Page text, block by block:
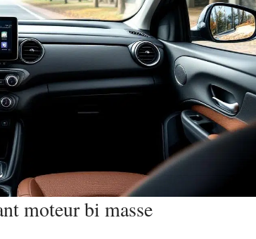
moteur bi masse